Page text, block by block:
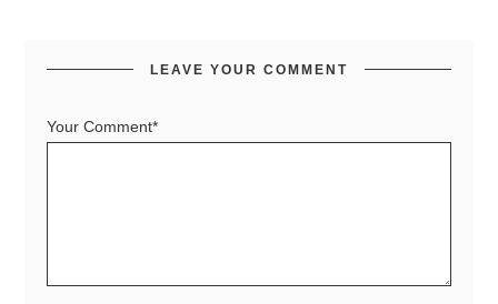
LEAVE YOUR COMMENT
Your Comment*